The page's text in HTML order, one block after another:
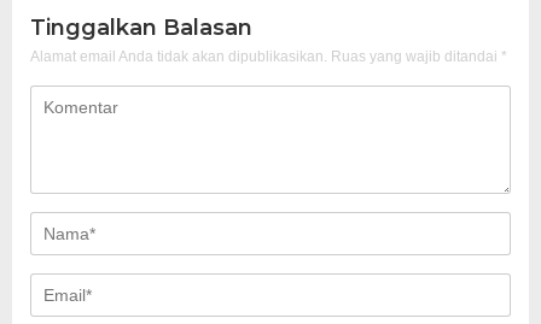
Tinggalkan Balasan
Alamat email Anda tidak akan dipublikasikan. Ruas yang wajib ditandai *